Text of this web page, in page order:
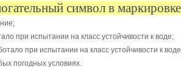
символ в
при испытании на класс устойчивости к воде;
при испытании на класс устойчивости к
погодных условиях.